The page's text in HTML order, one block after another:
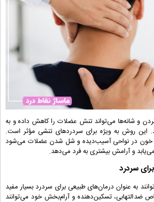
و شانه‌ها می‌تواند تنش عضلات را کاهش داده و به
روش به ویژه برای سردردهای تنشی مؤثر است.
خون در نواحی آسیب‌دیده و شل شدن عضلات می‌شود
و آرامش بیشتری به فرد می‌دهد.
سردرد
به عنوان درمان‌های طبیعی برای سردرد بسیار مفید
ضدالتهابی، تسکین‌دهنده و آرام‌بخش خود می‌توانند